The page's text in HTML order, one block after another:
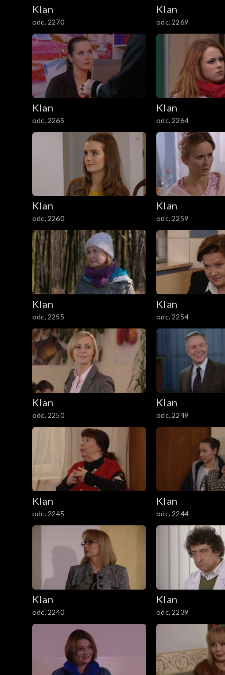
2001–2100
1901–2000
1801–1900
1701–1800
1601–1700
1501–1600
1401–1500
1301–1400
1101–1200
1001–1100
901–1000
801–900
701–800
601–700
501–600
401–500
201–300
101–200
1–100
Klan
odc. 2270
Klan
odc. 2269
Klan
odc. 2265
Klan
odc. 2264
Klan
odc. 2260
Klan
odc. 2259
Klan
odc. 2255
Klan
odc. 2254
Klan
odc. 2250
Klan
odc. 2249
Klan
odc. 2245
Klan
odc. 2244
Klan
odc. 2240
Klan
odc. 2239